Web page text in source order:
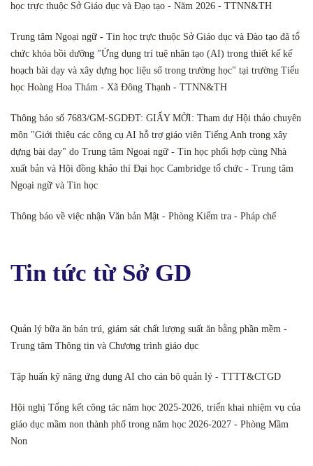
học trực thuộc Sở Giáo dục và Đạo tạo - Năm 2026 - TTNN&TH
Trung tâm Ngoại ngữ - Tin học trực thuộc Sở Giáo dục và Đào tạo đã tổ
chức khóa bồi dưỡng "Ứng dụng trí tuệ nhân tạo (AI) trong thiết kế kế
hoạch bài dạy và xây dựng học liệu số trong trường học" tại trường Tiểu
học Hoàng Hoa Thám - Xã Đông Thạnh - TTNN&TH
Thông báo số 7683/GM-SGDĐT: GIẤY MỜI: Tham dự Hội thảo chuyên
môn "Giới thiệu các công cụ AI hỗ trợ giáo viên Tiếng Anh trong xây
dựng bài dạy" do Trung tâm Ngoại ngữ - Tin học phối hợp cùng Nhà
xuất bản và Hội đồng khảo thí Đại học Cambridge tổ chức - Trung tâm
Ngoại ngữ và Tin học
Thông báo về việc nhận Văn bản Mật - Phòng Kiểm tra - Pháp chế
Tin tức từ Sở GD
Quản lý bữa ăn bán trú, giám sát chất lượng suất ăn bằng phần mềm -
Trung tâm Thông tin và Chương trình giáo dục
Tập huấn kỹ năng ứng dụng AI cho cán bộ quản lý - TTTT&CTGD
Hội nghị Tổng kết công tác năm học 2025-2026, triển khai nhiệm vụ của
giáo dục mầm non thành phố trong năm học 2026-2027 - Phòng Mầm
Non